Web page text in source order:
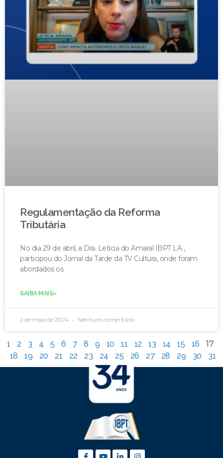
Regulamentação da Reforma
Tributária
No dia 29 de abril, a Dra. Letícia do Amaral IBPT LA ,
participou do Jornal da Tarde da TV Cultura, onde foram
abordados os
SAIBA MAIS»
2 de maio de 2024 Nenhum comentário
1 2 3 4 5 6 7 8 9 10 11 12 13 14 15 16
17
18
19 20 21 22 23 24 25 26 27 28 29 30 31